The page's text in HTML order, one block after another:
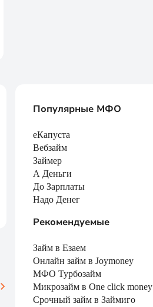
Популярные МФО
еКапуста
Вебзайм
Займер
А Деньги
До Зарплаты
Надо Денег
Рекомендуемые
Займ в Езаем
Онлайн займ в Joymoney
МФО Турбозайм
Микрозайм в One click money
Срочный займ в Займиго